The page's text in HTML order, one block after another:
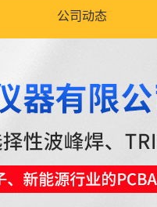
公司动态